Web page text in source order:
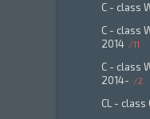
C - class
C - class
2014
11
C - class
2014-
2
CL - class